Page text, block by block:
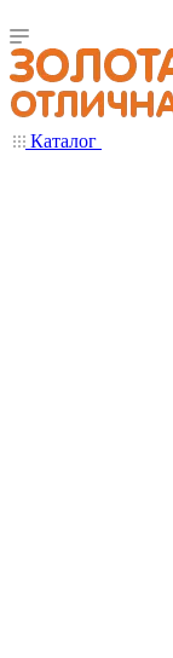
Каталог